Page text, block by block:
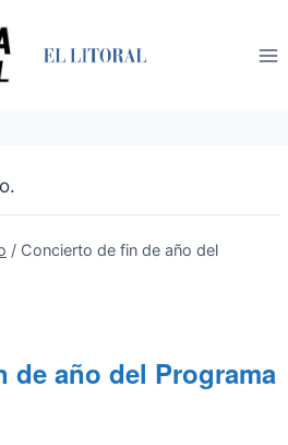
/ Concierto de fin de año del
de año del Programa